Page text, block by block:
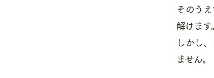
そのう
解けます。
しかし
ません。